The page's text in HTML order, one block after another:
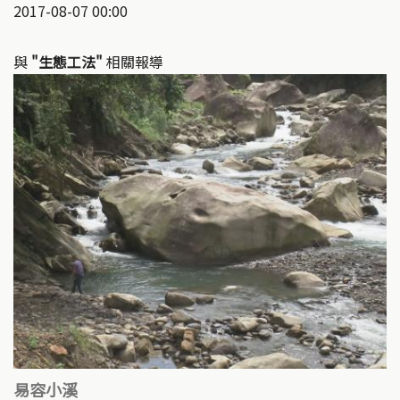
2017-08-07 00:00
與 "生態工法" 相關報導
易容小溪